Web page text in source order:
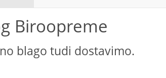
Biroopreme
blago tudi dostavimo.